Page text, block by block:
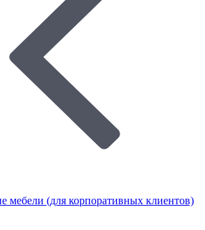
мебели (для корпоративных клиентов)